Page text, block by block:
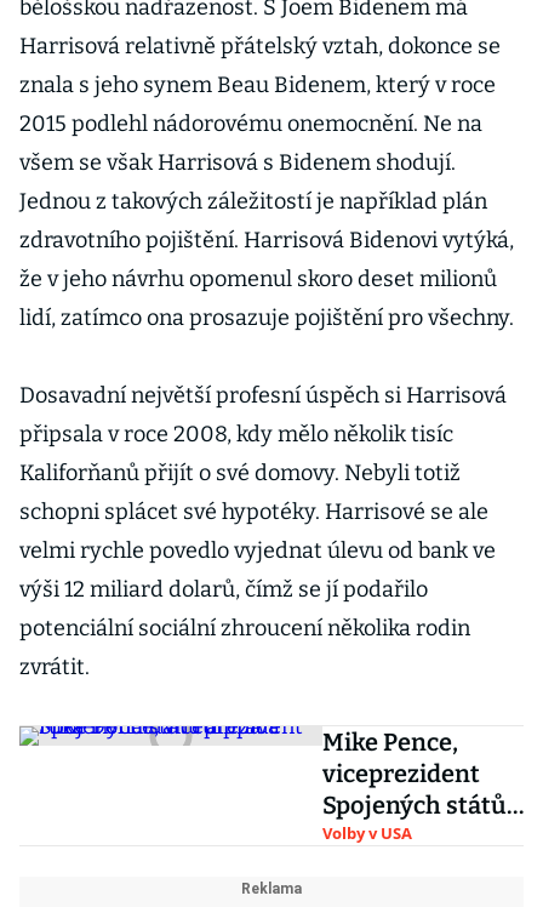
bělošskou nadřazenost. S Joem Bidenem má
Harrisová relativně přátelský vztah, dokonce se
znala s jeho synem Beau Bidenem, který v roce
2015 podlehl nádorovému onemocnění. Ne na
všem se však Harrisová s Bidenem shodují.
Jednou z takových záležitostí je například plán
zdravotního pojištění. Harrisová Bidenovi vytýká,
že v jeho návrhu opomenul skoro deset milionů
lidí, zatímco ona prosazuje pojištění pro všechny.
Dosavadní největší profesní úspěch si Harrisová
připsala v roce 2008, kdy mělo několik tisíc
Kaliforňanů přijít o své domovy. Nebyli totiž
schopni splácet své hypotéky. Harrisové se ale
velmi rychle povedlo vyjednat úlevu od bank ve
výši 12 miliard dolarů, čímž se jí podařilo
potenciální sociální zhroucení několika rodin
zvrátit.
Mike Pence,
viceprezident
Spojených států
a pravá ruka
Volby v USA